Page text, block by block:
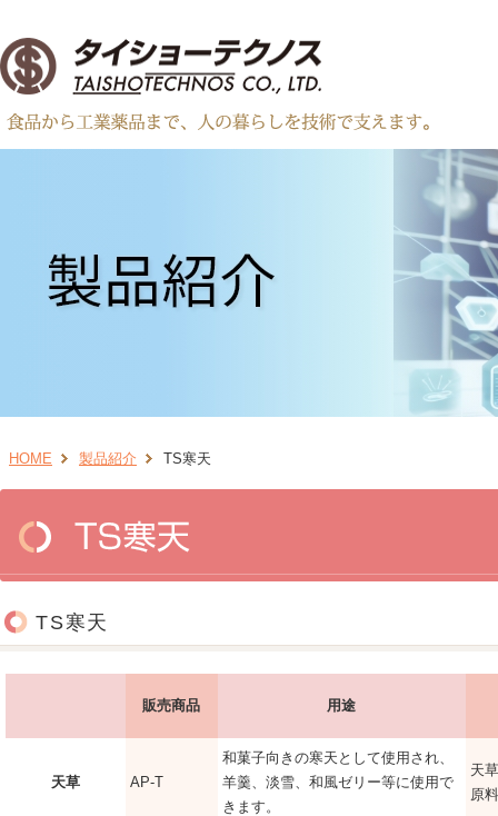
HOME 製品紹介 TS寒天
TS寒天
販売商品 用途
天草 AP-T
和菓子向きの寒天として使用され、
羊羹、淡雪、和風ゼリー等に使用で
きます。
天
原料